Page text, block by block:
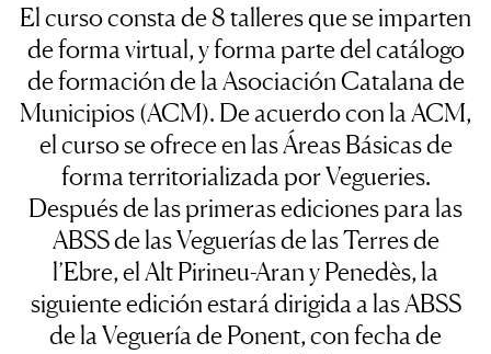
El curso consta de 8 talleres que se imparten
de forma virtual, y forma parte del catálogo
de formación de la Asociación Catalana de
Municipios (ACM). De acuerdo con la ACM,
el curso se ofrece en las Áreas Básicas de
forma territorializada por Vegueries.
Después de las primeras ediciones para las
ABSS de las Veguerías de las Terres de
l’Ebre, el Alt Pirineu-Aran y Penedès, la
siguiente edición estará dirigida a las ABSS
de la Veguería de Ponent, con fecha de